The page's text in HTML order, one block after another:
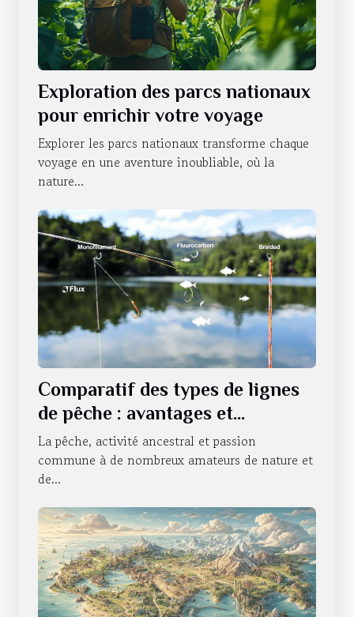
Exploration des parcs nationaux
pour enrichir votre voyage
Explorer les parcs nationaux transforme chaque
voyage en une aventure inoubliable, où la
nature...
Comparatif des types de lignes
de pêche : avantages et
utilisations
La pêche, activité ancestral et passion
commune à de nombreux amateurs de nature et
de...